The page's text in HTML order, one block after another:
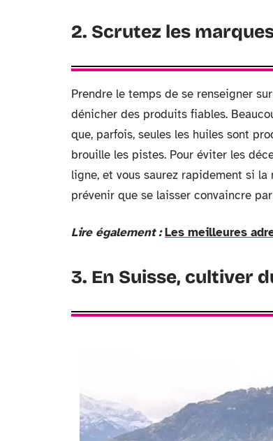
2. Scrutez les
Prendre le temps de se renseigner
dénicher des produits fiables.
que, parfois, seules les huiles sont
brouille les pistes. Pour éviter les
ligne, et vous saurez rapidement si
prévenir que se laisser convaincre
Lire également : Les meilleures
3. En Suisse, cultiver